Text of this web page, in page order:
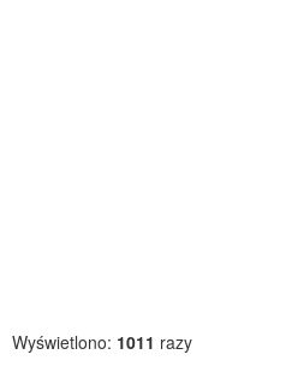
Wyświetlono: 1011 razy